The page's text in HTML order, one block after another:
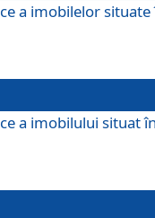
a imobilelor situate
a imobilului situat